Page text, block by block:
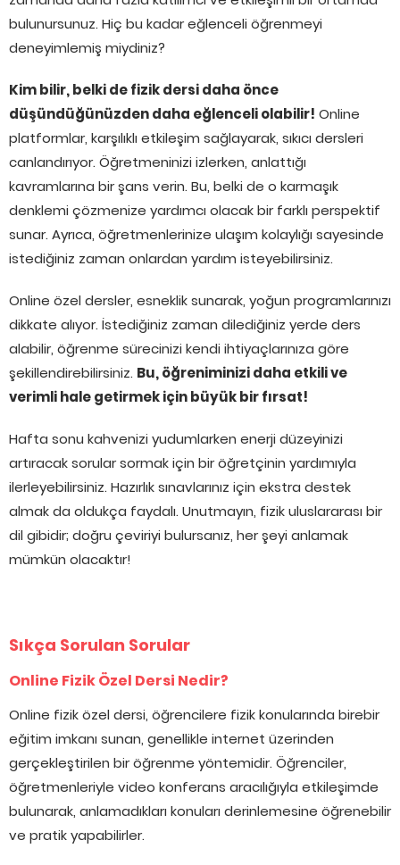
bulunursunuz. Hiç bu kadar eğlenceli öğrenmeyi
deneyimlemiş miydiniz?
Kim bilir, belki de fizik dersi daha önce
düşündüğünüzden daha eğlenceli olabilir! Online
platformlar, karşılıklı etkileşim sağlayarak, sıkıcı dersleri
canlandırıyor. Öğretmeninizi izlerken, anlattığı
kavramlarına bir şans verin. Bu, belki de o karmaşık
denklemi çözmenize yardımcı olacak bir farklı perspektif
sunar. Ayrıca, öğretmenlerinize ulaşım kolaylığı sayesinde
istediğiniz zaman onlardan yardım isteyebilirsiniz.
Online özel dersler, esneklik sunarak, yoğun programlarınızı
dikkate alıyor. İstediğiniz zaman dilediğiniz yerde ders
alabilir, öğrenme sürecinizi kendi ihtiyaçlarınıza göre
şekillendirebilirsiniz. Bu, öğreniminizi daha etkili ve
verimli hale getirmek için büyük bir fırsat!
Hafta sonu kahvenizi yudumlarken enerji düzeyinizi
artıracak sorular sormak için bir öğretçinin yardımıyla
ilerleyebilirsiniz. Hazırlık sınavlarınız için ekstra destek
almak da oldukça faydalı. Unutmayın, fizik uluslararası bir
dil gibidir; doğru çeviriyi bulursanız, her şeyi anlamak
mümkün olacaktır!
Sıkça Sorulan Sorular
Online Fizik Özel Dersi Nedir?
Online fizik özel dersi, öğrencilere fizik konularında birebir
eğitim imkanı sunan, genellikle internet üzerinden
gerçekleştirilen bir öğrenme yöntemidir. Öğrenciler,
öğretmenleriyle video konferans aracılığıyla etkileşimde
bulunarak, anlamadıkları konuları derinlemesine öğrenebilir
ve pratik yapabilirler.